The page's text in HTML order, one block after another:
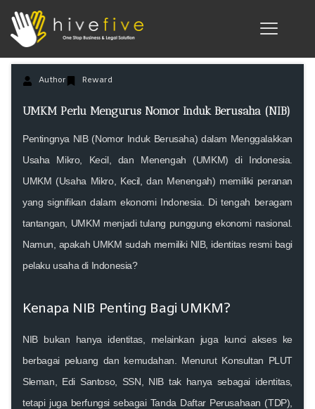
Author Reward
UMKM Perlu Mengurus Nomor Induk Berusaha (NIB)
Pentingnya NIB (Nomor Induk Berusaha) dalam Menggalakkan
Usaha Mikro, Kecil, dan Menengah (UMKM) di Indonesia.
UMKM (Usaha Mikro, Kecil, dan Menengah) memiliki peranan
yang signifikan dalam ekonomi Indonesia. Di tengah beragam
tantangan, UMKM menjadi tulang punggung ekonomi nasional.
Namun, apakah UMKM sudah memiliki NIB, identitas resmi bagi
pelaku usaha di Indonesia?
Kenapa NIB Penting Bagi UMKM?
NIB bukan hanya identitas, melainkan juga kunci akses ke
berbagai peluang dan kemudahan. Menurut Konsultan PLUT
Sleman, Edi Santoso, SSN, NIB tak hanya sebagai identitas,
tetapi juga berfungsi sebagai Tanda Daftar Perusahaan (TDP),